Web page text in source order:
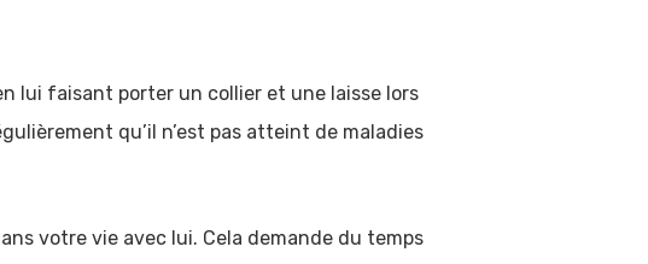
lui faisant porter un collier et une laisse lors
qu’il n’est pas atteint de maladies
votre vie avec lui. Cela demande du temps